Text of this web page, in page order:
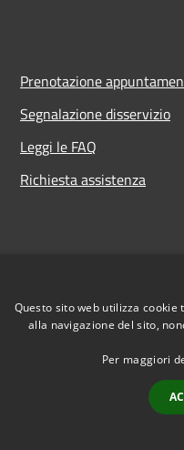
Prenotazione
Segnalazione disservizio
Leggi le FAQ
Richiesta assistenza
Questo sito web utilizza
alla navigazione del sito,
Per maggiori